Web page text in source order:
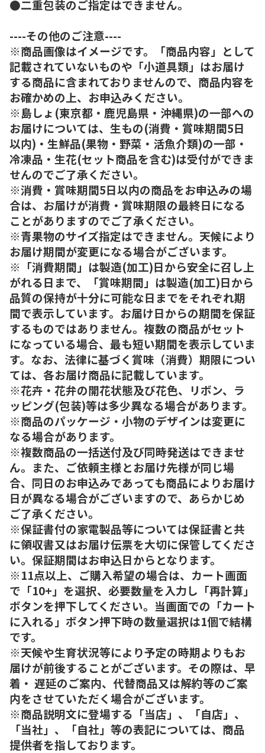
●二重包装のご指定はできません。
----その他のご注意----
※商品画像はイメージです。「商品内容」として
記載されていないものや「小道具類」はお届け
する商品に含まれておりませんので、商品内容を
お確かめの上、お申込みください。
※島しょ(東京都・鹿児島県・沖縄県)の一部への
お届けについては、生もの(消費・賞味期間5日
以内)・生鮮品(果物・野菜・活魚介類)の一部・
冷凍品・生花(セット商品を含む)は受付ができま
せんのでご了承ください。
※消費・賞味期間5日以内の商品をお申込みの場
合は、お届けが消費・賞味期限の最終日になる
ことがありますのでご了承ください。
※青果物のサイズ指定はできません。天候により
お届け期間が変更になる場合がございます。
※「消費期間」は製造(加工)日から安全に召し上
がれる日まで、「賞味期間」は製造(加工)日から
品質の保持が十分に可能な日までをそれぞれ期
間で表示しています。お届け日からの期間を保証
するものではありません。複数の商品がセット
になっている場合、最も短い期間を表示していま
す。なお、法律に基づく賞味（消費）期限につい
ては、各お届け商品に記載しています。
※花卉・花弁の開花状態及び花色、リボン、ラ
ッピング(包装)等は多少異なる場合があります。
※商品のパッケージ・小物のデザインは変更に
なる場合があります。
※複数商品の一括送付及び同時発送はできませ
ん。また、ご依頼主様とお届け先様が同じ場
合、同日のお申込みであっても商品によりお届け
日が異なる場合がございますので、あらかじめ
ご了承ください。
※保証書付の家電製品等については保証書と共
に領収書又はお届け伝票を大切に保管してくださ
い。保証期間はお申込日からとなります。
※11点以上、ご購入希望の場合は、カート画面
で「10+」を選択、必要数量を入力し「再計算」
ボタンを押下してください。当画面での「カート
に入れる」ボタン押下時の数量選択は1個で結構
です。
※天候や生育状況等により予定の時期よりもお
届けが前後することがございます。その際は、早
着・ 遅延のご案内、代替商品又は解約等のご案
内をさせていただく場合がございます。
※商品説明文に登場する「当店」、「自店」、
「当社」、「自社」等の表記については、商品
提供者を指しております。